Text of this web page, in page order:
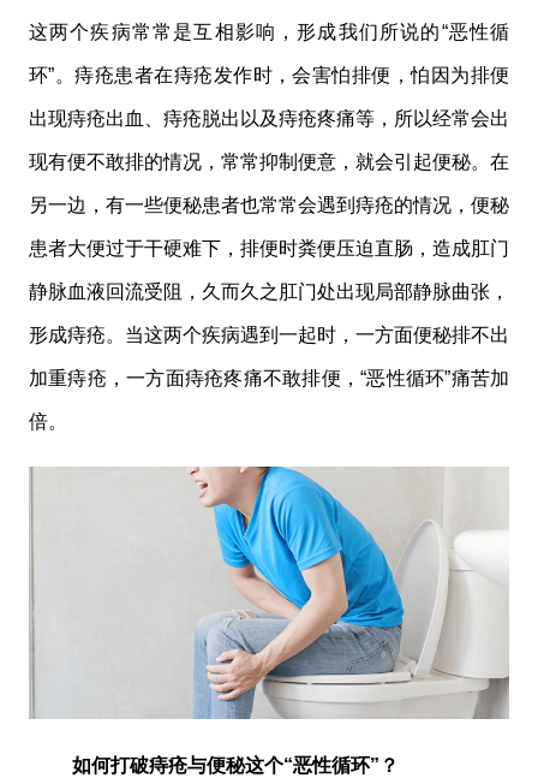
这两个疾病常常是互相影响，形成我们所说的“恶性循
环”。痔疮患者在痔疮发作时，会害怕排便，怕因为排便
出现痔疮出血、痔疮脱出以及痔疮疼痛等，所以经常会出
现有便不敢排的情况，常常抑制便意，就会引起便秘。在
另一边，有一些便秘患者也常常会遇到痔疮的情况，便秘
患者大便过于干硬难下，排便时粪便压迫直肠，造成肛门
静脉血液回流受阻，久而久之肛门处出现局部静脉曲张，
形成痔疮。当这两个疾病遇到一起时，一方面便秘排不出
加重痔疮，一方面痔疮疼痛不敢排便，“恶性循环”痛苦加
倍。
如何打破痔疮与便秘这个“恶性循环”？